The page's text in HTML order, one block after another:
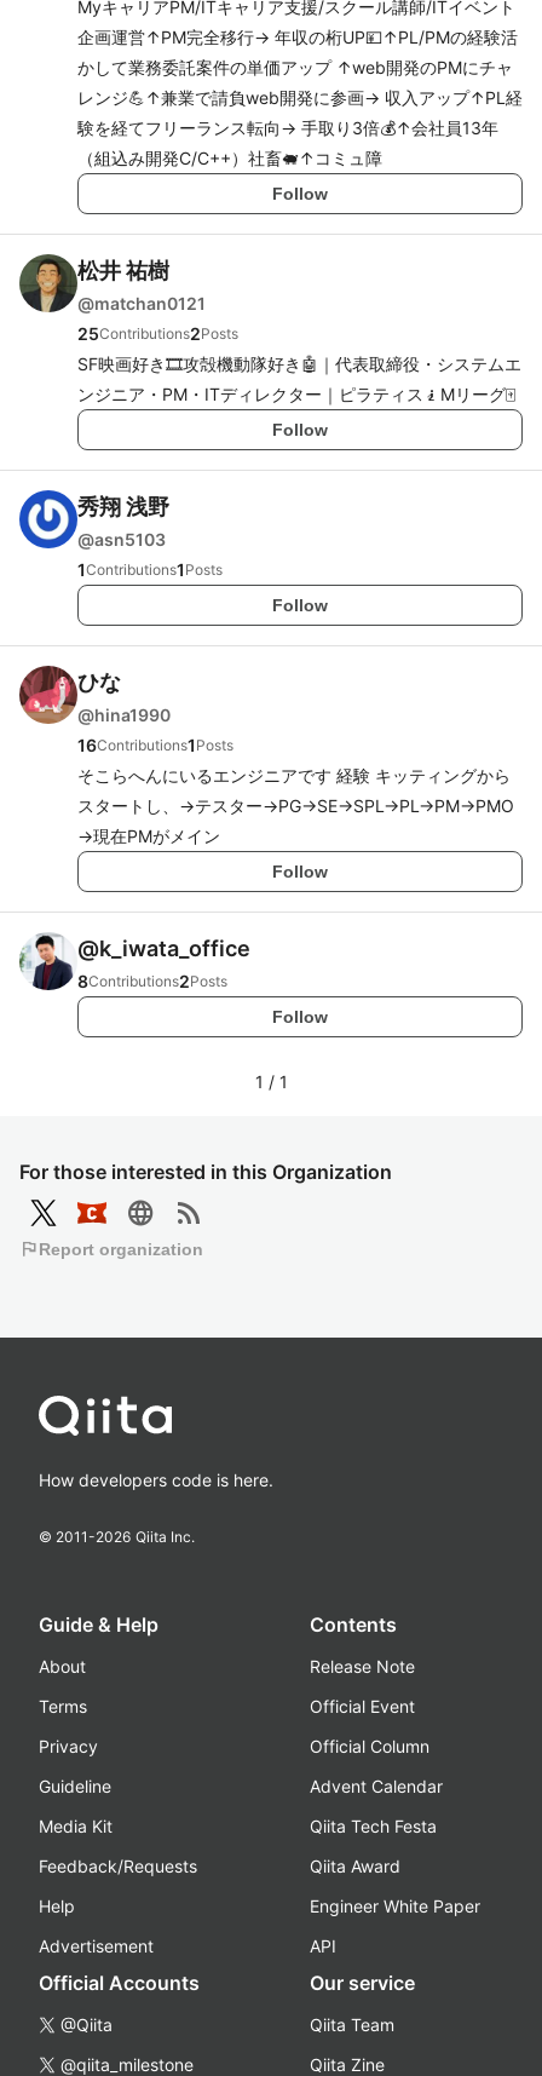
For those interested in this Organization
language rss_feed
flagReport organization
MyキャリアPM/ITキャリア支援/スクール講師/ITイベント
企画運営↑PM完全移行→ 年収の桁UP💴↑PL/PMの経験活
かして業務委託案件の単価アップ ↑web開発のPMにチャ
レンジ💪↑兼業で請負web開発に参画→ 収入アップ↑PL経
験を経てフリーランス転向→ 手取り3倍💰↑会社員13年
（組込み開発C/C++）社畜🐖↑コミュ障
Follow
松井 祐樹
@matchan0121
25Contributions2Posts
SF映画好き🎞️攻殻機動隊好き🤖｜代表取締役・システムエ
ンジニア・PM・ITディレクター｜ピラティス🧎Mリーグ🀄
Follow
秀翔 浅野
@asn5103
1Contributions1 Posts
Follow
ひな
@hina1990
16Contributions1 Posts
そこらへんにいるエンジニアです 経験 キッティングから
スタートし、→テスター→PG→SE→SPL→PL→PM→PMO
→現在PMがメイン
Follow
@k_iwata_office
8Contributions2Posts
Follow
1 / 1
How developers code is here.
© 2011-2026 Qiita Inc.
Guide & Help
About
Terms
Privacy
Guideline
Media Kit
Feedback/Requests
Help
Advertisement
Contents
Release Note
Official Event
Official Column
Advent Calendar
Qiita Tech Festa
Qiita Award
Engineer White Paper
API
Official Accounts
@Qiita
@qiita_milestone
Our service
Qiita Team
Qiita Zine